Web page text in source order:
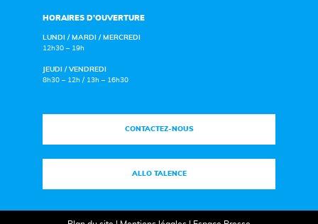
HORAIRES D’OUVERTURE
LUNDI / MARDI / MERCREDI
12h30 – 19h
JEUDI / VENDREDI
8h30 – 12h / 13h – 16h30
CONTACTEZ-NOUS
ALLO TALENCE